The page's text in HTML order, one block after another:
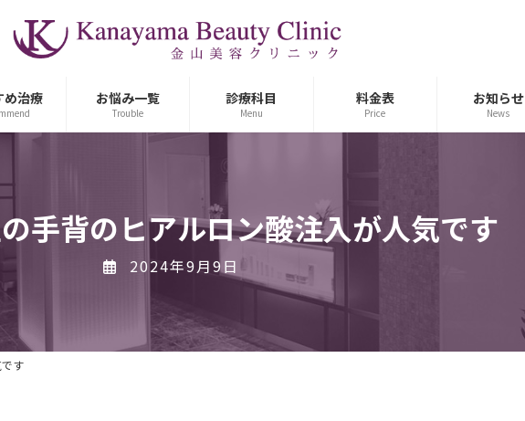
め治療 お悩み一覧
Trouble
診療科目
Menu
料金表
Price
お知らせ
News
手背のヒアルロン酸注入が人気です
2024年9月9日
す